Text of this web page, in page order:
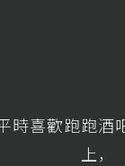
時喜歡跑跑
上